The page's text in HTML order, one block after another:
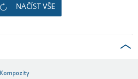
NAČÍST VŠE
Kompozity